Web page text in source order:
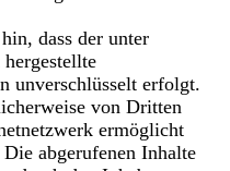
dass der unter
unverschlüsselt erfolgt.
von Dritten
ermöglicht
abgerufenen Inhalte